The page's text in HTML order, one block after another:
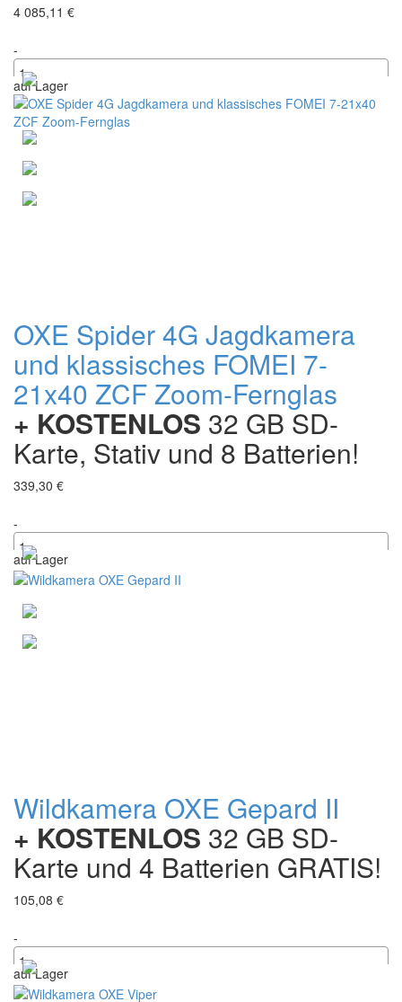
4 085,11 €
-
+
auf Lager
OXE Spider 4G Jagdkamera
und klassisches FOMEI 7-
21x40 ZCF Zoom-Fernglas
+ KOSTENLOS 32 GB SD-
Karte, Stativ und 8 Batterien!
339,30 €
-
+
auf Lager
Wildkamera OXE Gepard II
+ KOSTENLOS 32 GB SD-
Karte und 4 Batterien GRATIS!
105,08 €
-
+
auf Lager